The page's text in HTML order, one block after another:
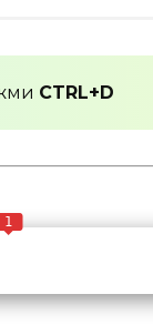
CTRL+D
1